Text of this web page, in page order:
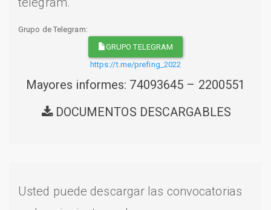
Grupo de Telegram:
GRUPO TELEGRAM
https://t.me/prefing_2022
Mayores informes: 74093645 – 2200551
DOCUMENTOS DESCARGABLES
Usted puede descargar las convocatorias